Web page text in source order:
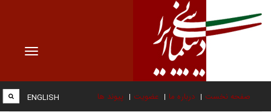
Toggle
صفحه نخست درباره ما عضویت پیوند ها ENGLISH